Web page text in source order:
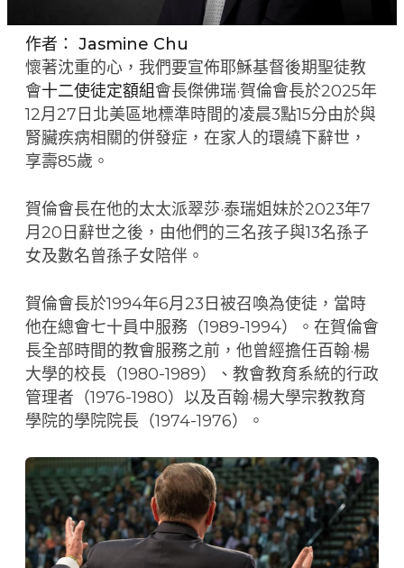
作者： Jasmine Chu
懷著沈重的心，我們要宣佈耶穌基督後期聖徒教
會十二使徒定額組會長傑佛瑞·賀倫會長於2025年
12月27日北美區地標準時間的凌晨3點15分由於與
腎臟疾病相關的併發症，在家人的環繞下辭世，
享壽85歲。
賀倫會長在他的太太派翠莎·泰瑞姐妹於2023年7
月20日辭世之後，由他們的三名孩子與13名孫子
女及數名曾孫子女陪伴。
賀倫會長於1994年6月23日被召喚為使徒，當時
他在總會七十員中服務（1989-1994）。在賀倫會
長全部時間的教會服務之前，他曾經擔任百翰·楊
大學的校長（1980-1989）、教會教育系統的行政
管理者（1976-1980）以及百翰·楊大學宗教教育
學院的學院院長（1974-1976）。